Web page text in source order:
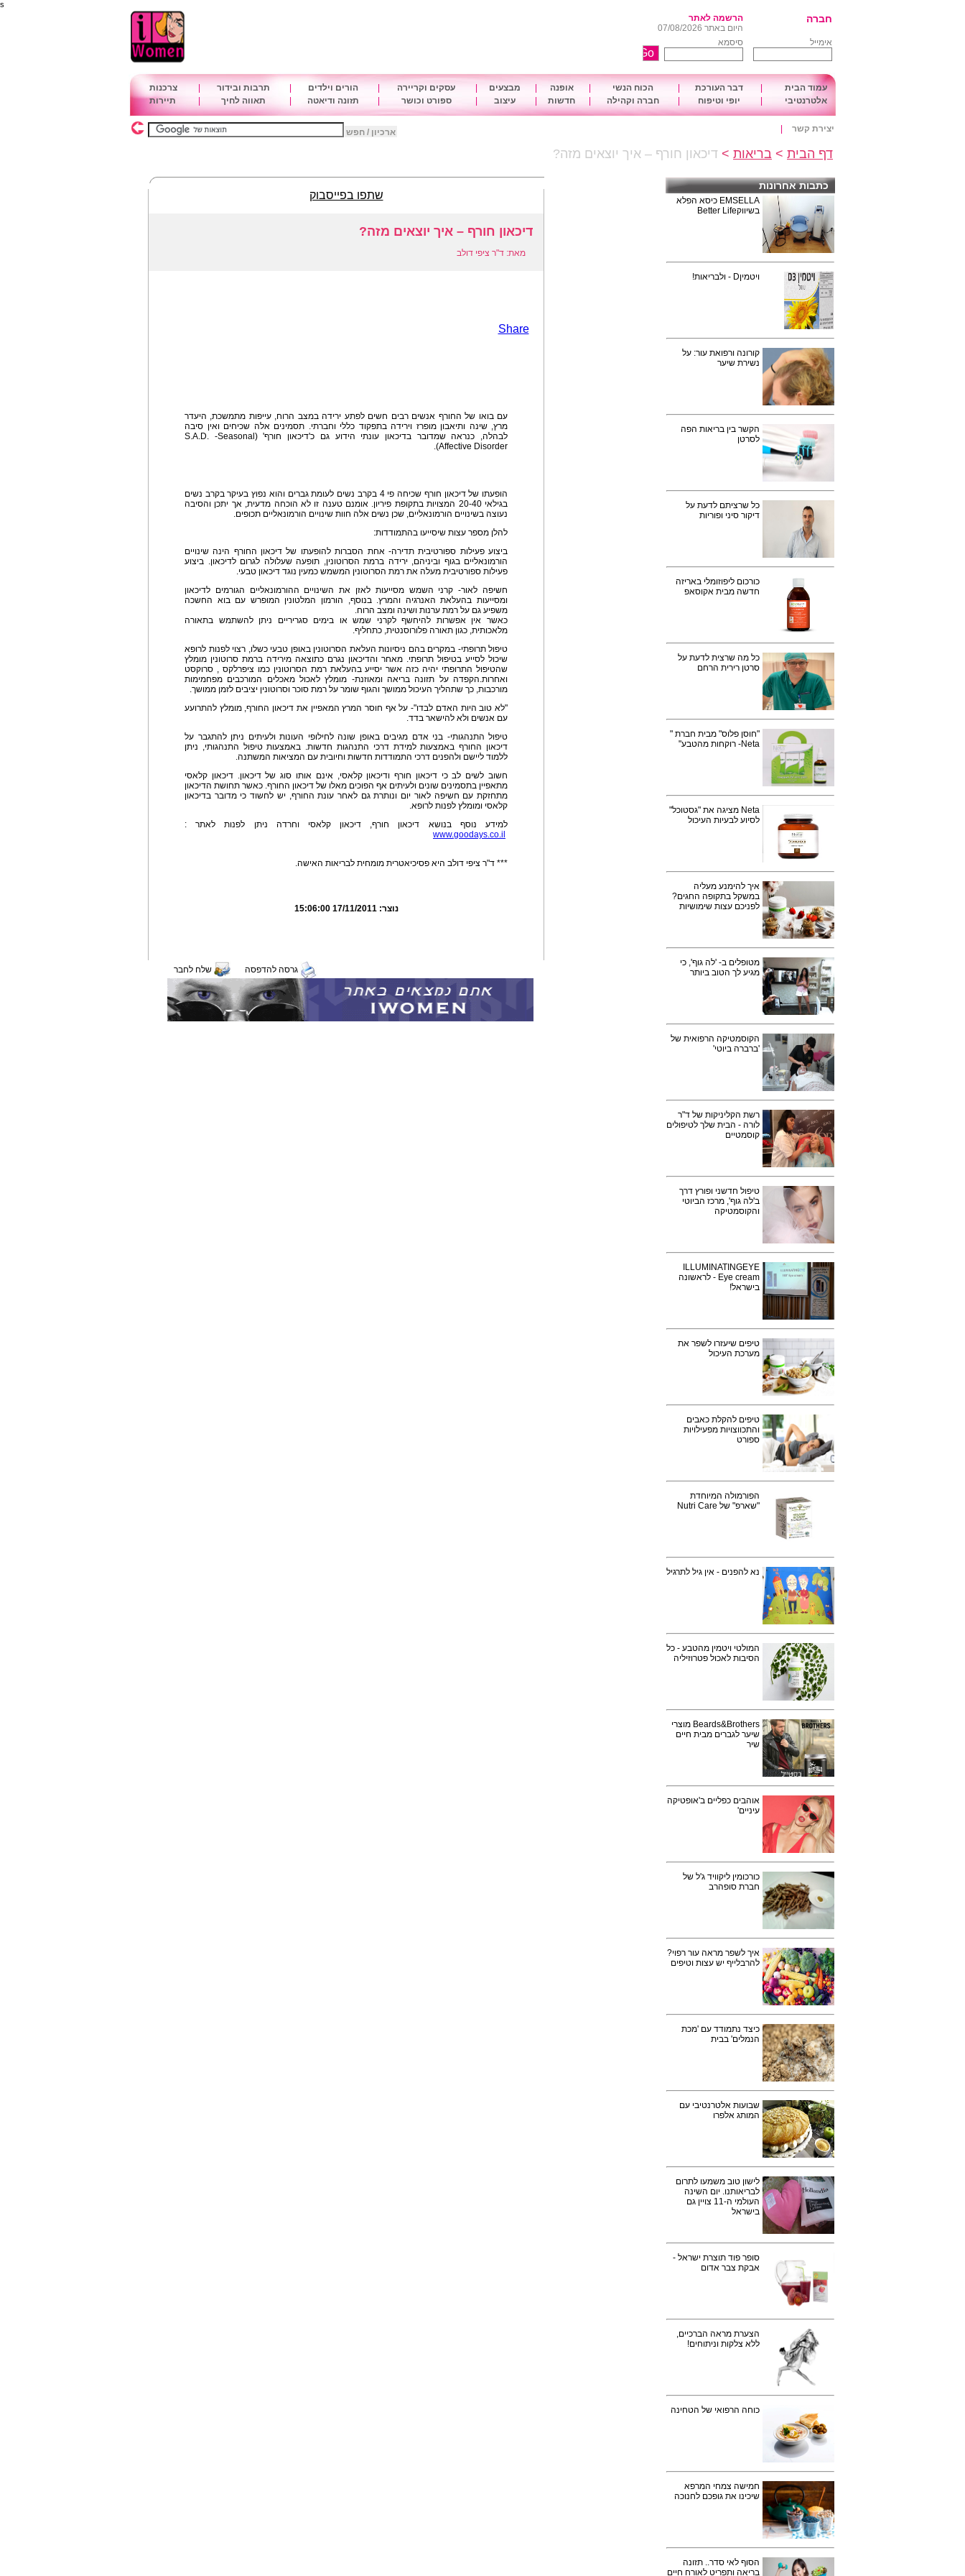
s
חברה
הרשמה לאתר
היום באתר 07/08/2026
אימייל
סיסמא
עמוד הבית דבר העורכת הכוח הנשי אופנה מבצעים עסקים וקריירה הורים וילדים תרבות ובידור
צרכנות
אלטרנטיבי
יופי וטיפוח חברה וקהילה חדשות עיצוב ספורט וכושר תזונה ודיאטה תאווה לחיך תיירות
יצירת קשר ארכיון / חפש
דף הבית > בריאות > דיכאון חורף – איך יוצאים מזה?
כתבות אחרונות
EMSELLA כיסא הפלא
בשיווקBetter Life
ויטמיןD - ולבריאות!
קורונה ורפואת עור: על
נשירת שיער
הקשר בין בריאות הפה
לסרטן
כל שרציתם לדעת על
דיקור סיני ופוריות
כורכום ליפוזומלי באריזה
חדשה מבית אקוסאפ
כל מה שרצית לדעת על
סרטן רירית הרחם
"חוסן פלוס" מבית חברת "
Neta- רוקחות מהטבע"
Neta מציגה את "גסטוכל"
לסיוע לבעיות העיכול
איך להימנע מעליה
במשקל בתקופה החגים?
לפניכם עצות שימושיות
מטופלים ב- 'לה גוף', כי
מגיע לך הטוב ביותר
הקוסמטיקה הרפואית של
'ברברה ביוטי'
רשת הקליניקות של ד"ר
לורה - הבית שלך לטיפולים
קוסמטיים
טיפול חדשני ופורץ דרך
ב'לה גוף', מרכז הביוטי
והקוסמטיקה
ILLUMINATINGEYE
Eye cream - לראשונה
בישראל!
טיפים שיעזרו לשפר את
מערכת העיכול
טיפים להקלת כאבים
והתכווצויות מפעילויות
ספורט
הפורמולה המיוחדת
"שארפ" של Nutri Care
נא להפנים - אין גיל לתרגיל
המולטי ויטמין מהטבע - כל
הסיבות לאכול פטרוזיליה
Beards&Brothers מוצרי
שיער לגברים מבית חיים
שיר
אוהבים כפליים ב'אופטיקה
עיניים'
כורכומין ליקוויד ג'ל של
חברת סופהרב
איך לשפר מראה עור רפוי?
להרבלייף יש עצות וטיפים
כיצד נתמודד עם 'מכת
הנמלים' בבית
שבועות אלטרנטיבי עם
המותג אלפרו
לישון טוב משמעו לתרום
לבריאותנו. יום השינה
העולמי ה-11 צויין גם
בישראל
סופר פוד תוצרת ישראל -
אבקת צבר אדום
הצערת מראה הברכיים,
ללא צלקות וניתוחים!
כוחה הרפואי של הטחינה
חמישה צמחי המרפא
שיכינו את גופכם לחנוכה
הסוף לאי סדר.. תזונה
בריאה ותפריט לאורח חיים
שתפו בפייסבוק
דיכאון חורף – איך יוצאים מזה?
מאת: ד"ר ציפי דולב
Share
עם בואו של החורף אנשים רבים חשים לפתע ירידה במצב הרוח, עייפות מתמשכת, היעדר
מרץ, שינה ותיאבון מופרז וירידה בתפקוד כללי וחברתי. תסמינים אלה שכיחים ואין סיבה
לבהלה, כנראה שמדובר בדיכאון עונתי הידוע גם כ'דיכאון חורף' (S.A.D. -Seasonal
Affective Disorder).
הופעתו של דיכאון חורף שכיחה פי 4 בקרב נשים לעומת גברים והוא נפוץ בעיקר בקרב נשים
בגילאי 20-40 המצויות בתקופת פיריון. אומנם טענה זו לא הוכחה מדעית, אך יתכן והסיבה
נעוצה בשינויים הורמונאליים, שכן נשים אלה חוות שינויים הורמונאליים תכופים.
להלן מספר עצות שיסייעו בהתמודדות:
ביצוע פעילות ספורטיבית תדירה- אחת הסברות להופעתו של דיכאון החורף הינה שינויים
הורמונאליים בגוף וביניהם, ירידה ברמת הסרוטונין, תופעה שעלולה לגרום לדיכאון. ביצוע
פעילות ספורטיבית מעלה את רמת הסרוטונין המשמש כמעין נוגד דיכאון טבעי.
חשיפה לאור- קרני השמש מסייעות לאזן את השינויים ההורמונאליים הגורמים לדיכאון
ומסייעות בהעלאת האנרגיה והמרץ. בנוסף, הורמון המלטונין המופרש עם בוא החשכה
משפיע גם על רמת ערנות ושינה ומצב הרוח.
כאשר אין אפשרות להיחשף לקרני שמש או בימים סגריריים ניתן להשתמש בתאורה
מלאכותית, כגון תאורה פלורוסנטית, כתחליף.
טיפול תרופתי- במקרים בהם ניסיונות העלאת הסרוטונין באופן טבעי כשלו, רצוי לפנות לרופא
שיכול לסייע בטיפול תרופתי. מאחר והדיכאון נגרם כתוצאה מירידה ברמת סרוטונין מומלץ
שהטיפול התרופתי יהיה כזה אשר יסייע בהעלאת רמת הסרוטונין כמו ציפרלקס , סרוקסט
ואחרות.הקפדה על תזונה בריאה ומאוזנת- מומלץ לאכול מאכלים המורכבים מפחמימות
מורכבות, כך שתהליך העיכול ממושך והגוף שומר על רמת סוכר וסרוטונין יציבים לזמן ממושך.
"לא טוב היות האדם לבדו"- על אף חוסר המרץ המאפיין את דיכאון החורף, מומלץ להתרועע
עם אנשים ולא להישאר בדד.
טיפול התנהגותי- בני אדם מגיבים באופן שונה לחילופי העונות ולעיתים ניתן להתגבר על
דיכאון החורף באמצעות למידת דרכי התנהגות חדשות. באמצעות טיפול התנהגותי, ניתן
ללמוד ליישם ולהפנים דרכי התמודדות חדשות וחיובית עם המציאות המשתנה.
חשוב לשים לב כי דיכאון חורף ודיכאון קלאסי, אינם אותו סוג של דיכאון. דיכאון קלאסי
מתאפיין בתסמינים שונים ולעיתים אף הפוכים מאלו של דיכאון החורף. כאשר תחושת הדיכאון
מתחזקת עם חשיפה לאור יום ונותרת גם לאחר עונת החורף, יש לחשוד כי מדובר בדיכאון
קלאסי ומומלץ לפנות לרופא.
למידע נוסף בנושא דיכאון חורף, דיכאון קלאסי וחרדה ניתן לפנות לאתר :
www.goodays.co.il
*** ד"ר ציפי דולב היא פסיכיאטרית מומחית לבריאות האישה.
נוצר:17/11/2011 15:06:00
גרסה להדפסה שלח לחבר